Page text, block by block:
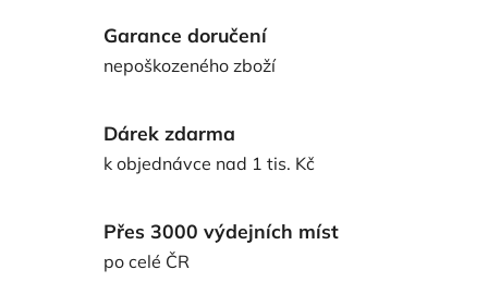
Garance doručení
nepoškozeného zboží
Dárek zdarma
k objednávce nad 1 tis. Kč
Přes 3000 výdejních míst
po celé ČR